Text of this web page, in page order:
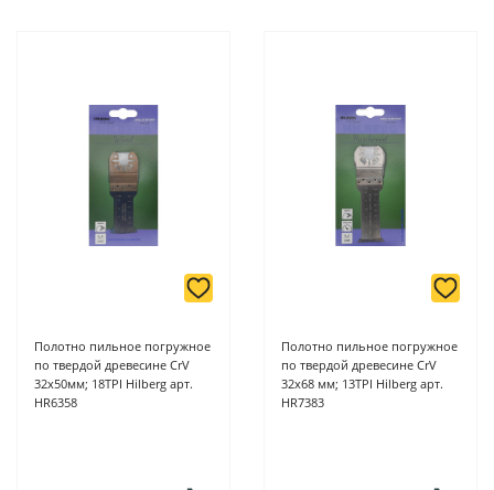
Полотно пильное погружное
по твердой древесине CrV
32x50мм; 18TPI Hilberg арт.
HR6358
Полотно пильное погружное
по твердой древесине CrV
32x68 мм; 13TPI Hilberg арт.
HR7383